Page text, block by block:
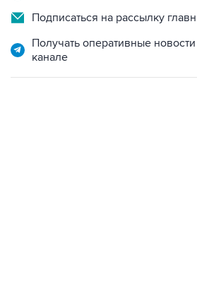
Подписаться на рассылку
Получать оперативные
канале